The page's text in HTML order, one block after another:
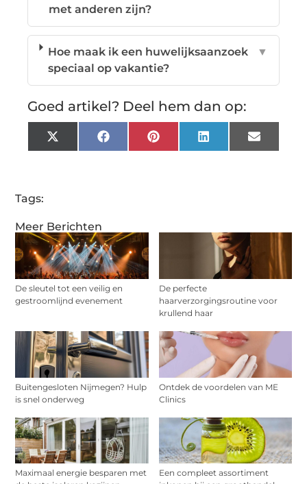
Meer Berichten
De sleutel tot een veilig en
gestroomlijnd evenement
De perfecte
haarverzorgingsroutine voor
krullend haar
Buitengesloten Nijmegen? Hulp
is snel onderweg
Ontdek de voordelen van ME
Clinics
Maximaal energie besparen met
Een compleet assortiment
met anderen zijn?
Hoe maak ik een huwelijksaanzoek
speciaal op vakantie?
▼
Goed artikel? Deel hem dan op:
X
(Twitter)
FacebookPinterestLinkedInEmail
Tags: